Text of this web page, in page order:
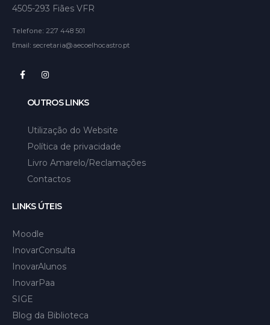
4505-293 Fiães VFR
Telefone: 227 448 501
Email: secretaria@aecoelhocastro.pt
OUTROS LINKS
Utilização do Website
Política de privacidade
Livro Amarelo/Reclamações
Contactos
LINKS ÚTEIS
Moodle
InovarConsulta
InovarAlunos
InovarPaa
SIGE
Blog da Biblioteca